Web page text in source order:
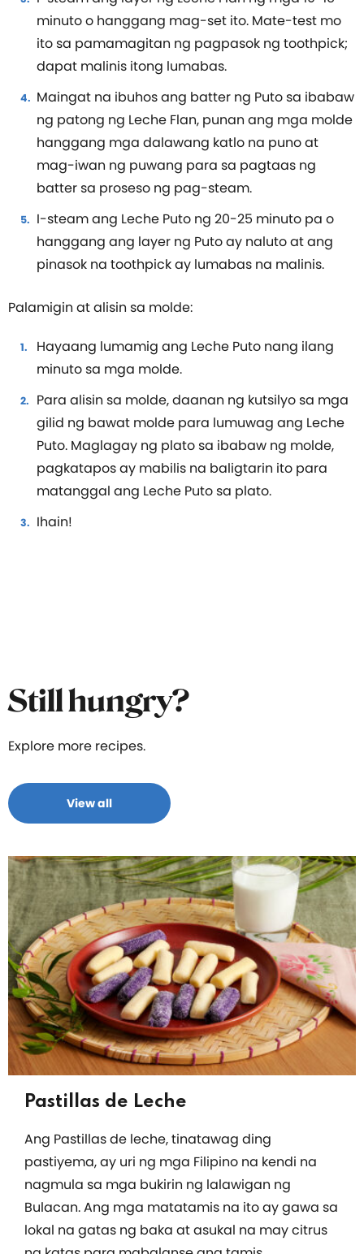
minuto o hanggang mag-set ito. Mate-test mo
ito sa pamamagitan ng pagpasok ng toothpick;
dapat malinis itong lumabas.
Maingat na ibuhos ang batter ng Puto sa ibabaw
ng patong ng Leche Flan, punan ang mga molde
hanggang mga dalawang katlo na puno at
mag-iwan ng puwang para sa pagtaas ng
batter sa proseso ng pag-steam.
I-steam ang Leche Puto ng 20-25 minuto pa o
hanggang ang layer ng Puto ay naluto at ang
pinasok na toothpick ay lumabas na malinis.
Palamigin at alisin sa molde:
Hayaang lumamig ang Leche Puto nang ilang
minuto sa mga molde.
Para alisin sa molde, daanan ng kutsilyo sa mga
gilid ng bawat molde para lumuwag ang Leche
Puto. Maglagay ng plato sa ibabaw ng molde,
pagkatapos ay mabilis na baligtarin ito para
matanggal ang Leche Puto sa plato.
Ihain!
Still hungry?
Explore more recipes.
View all
Pastillas de Leche
Ang Pastillas de leche, tinatawag ding
pastiyema, ay uri ng mga Filipino na kendi na
nagmula sa mga bukirin ng lalawigan ng
Bulacan. Ang mga matatamis na ito ay gawa sa
lokal na gatas ng baka at asukal na may citrus